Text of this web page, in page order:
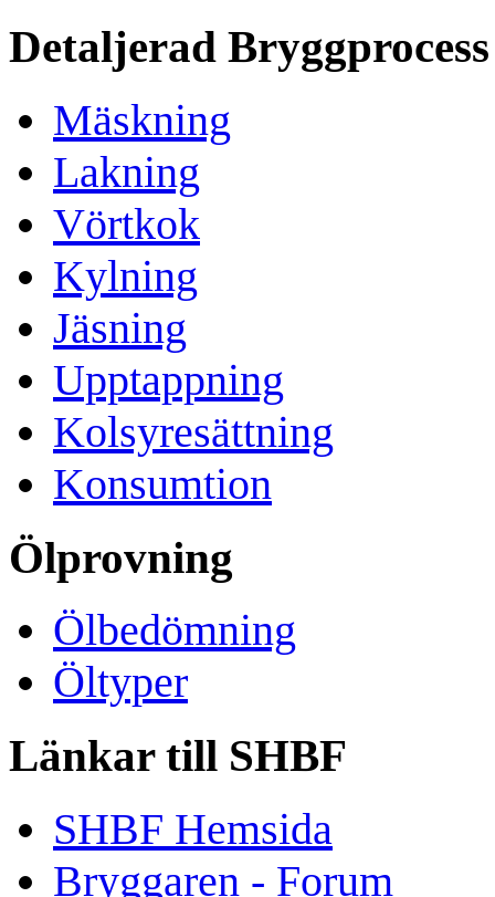
Detaljerad Bryggprocess
Mäskning
Lakning
Vörtkok
Kylning
Jäsning
Upptappning
Kolsyresättning
Konsumtion
Ölprovning
Ölbedömning
Öltyper
Länkar till SHBF
SHBF Hemsida
Bryggaren - Forum